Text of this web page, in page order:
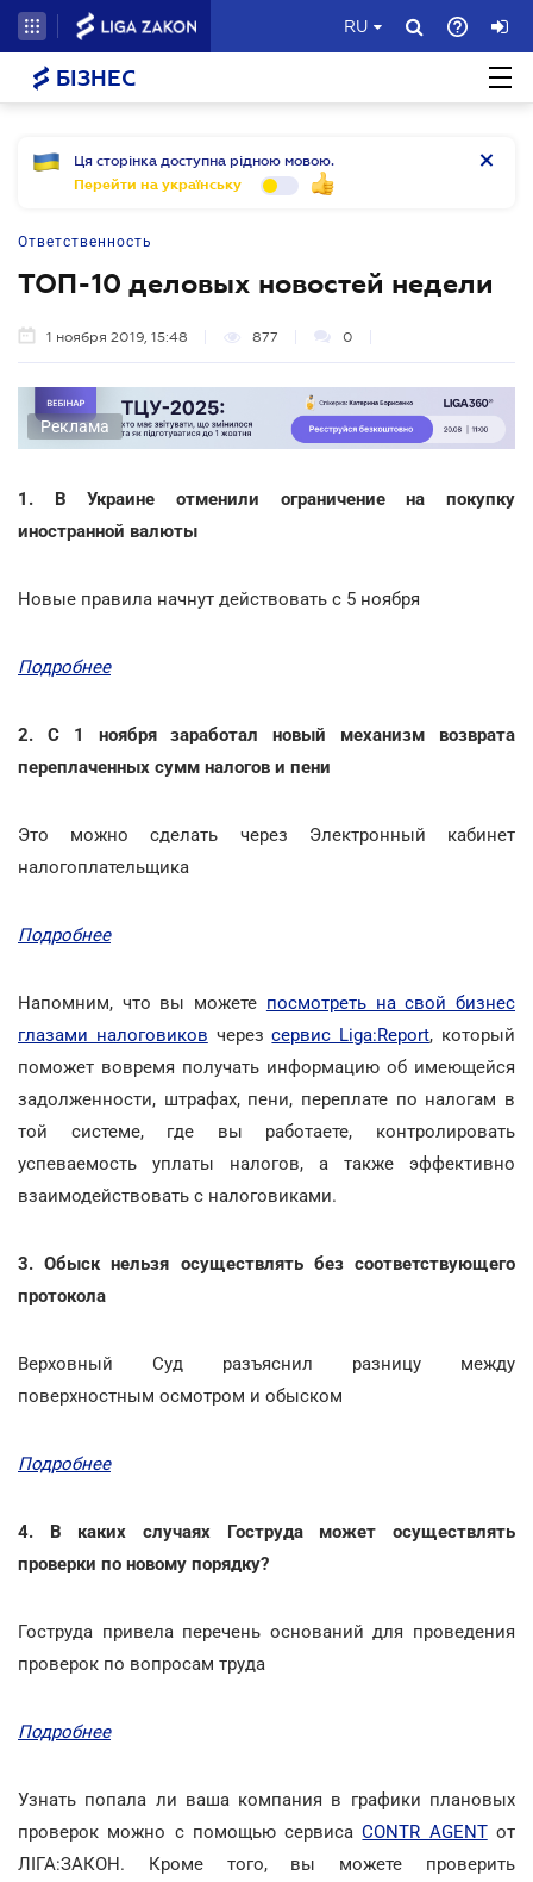
RU
БІЗНЕС
Ця сторінка доступна рідною мовою.
Перейти на українську
Ответственность
ТОП-10 деловых новостей недели
1 ноября 2019, 15:48 877 0
Реклама
1. В Украине отменили ограничение на покупку
иностранной валюты
Новые правила начнут действовать с 5 ноября
Подробнее
2. С 1 ноября заработал новый механизм возврата
переплаченных сумм налогов и пени
Это можно сделать через Электронный кабинет
налогоплательщика
Подробнее
Напомним, что вы можете посмотреть на свой бизнес
глазами налоговиков черезсервис Liga:Report, который
поможет вовремя получать информацию об имеющейся
задолженности, штрафах, пени, переплате по налогам в
той системе, где вы работаете, контролировать
успеваемость уплаты налогов, а также эффективно
взаимодействовать с налоговиками.
3. Обыск нельзя осуществлять без соответствующего
протокола
Верховный Суд разъяснил разницу между
поверхностным осмотром и обыском
Подробнее
4. В каких случаях Гоструда может осуществлять
проверки по новому порядку?
Гоструда привела перечень оснований для проведения
проверок по вопросам труда
Подробнее
Узнать попала ли ваша компания в графики плановых
проверок можно с помощью сервисаCONTR AGENTот
ЛІГА:ЗАКОН. Кроме того, вы можете проверить